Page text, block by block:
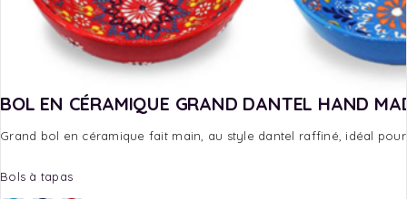
BOL EN CÉRAMIQUE GRAND DANTEL HAND
Grand bol en céramique fait main, au style dantel raffiné, idéal
Bols à tapas